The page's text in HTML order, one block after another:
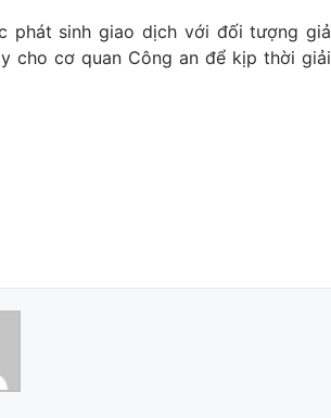
phát sinh giao dịch với đối tượng giả
cho cơ quan Công an để kịp thời giải